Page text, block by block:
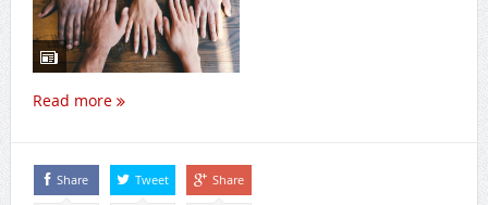
Read more
Share Tweet Share